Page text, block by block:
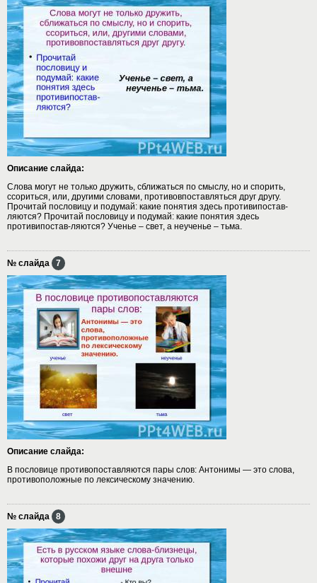
Описание слайда:
Слова могут не только дружить, сближаться по смыслу, но и спорить,
ссориться, или, другими словами, противовпоставляться друг другу.
Прочитай пословицу и подумай: какие понятия здесь противипостав-
ляются? Прочитай пословицу и подумай: какие понятия здесь
противипостав-ляются? Ученье – свет, а неученье – тьма.
№ слайда 7
Описание слайда:
В пословице противопоставляются пары слов: Антонимы — это слова,
противоположные по лексическому значению.
№ слайда 8